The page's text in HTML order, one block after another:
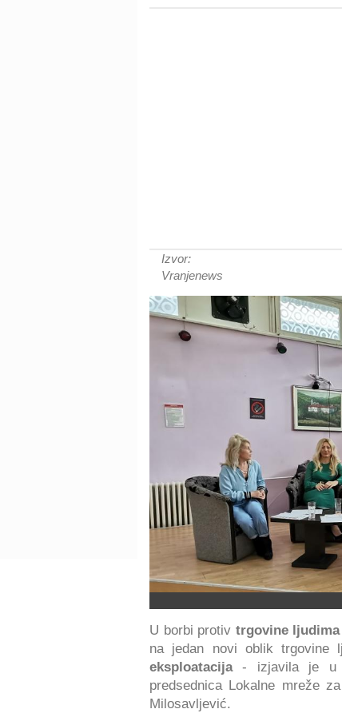
Izvor:
Vranjenews
U borbi protiv trgovine ljudima
na jedan novi oblik
eksploatacija- izjavila je u
predsednica Lokalne mreže
Milosavljević.